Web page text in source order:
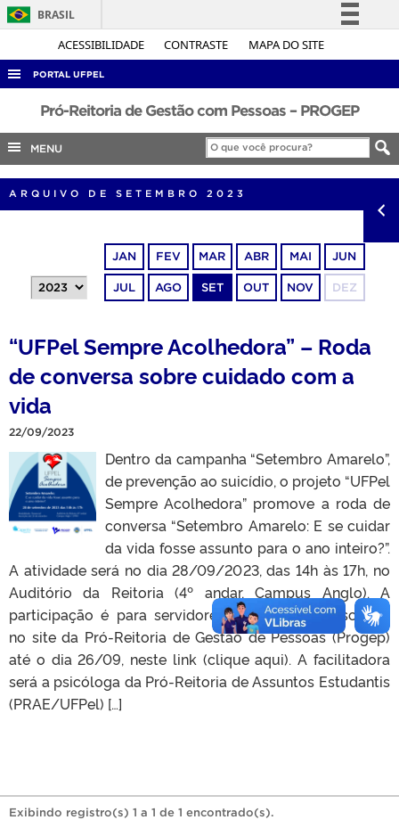
ACESSIBILIDADE CONTRASTE MAPA DO SITE
BRASIL
Simplifique!
Legislação
Canais
PORTAL UFPEL
ACESSO À INFORMAÇÃO
AUDITORIA
COBALTO
CONCURSOS
OUVIDORIA
TELEFONES
Pró-Reitoria de Gestão com Pessoas – PROGEP
MENU
ARQUIVO DE SETEMBRO 2023
JAN FEV MAR ABR MAI JUN
JUL AGO SET OUT NOV DEZ
“UFPel Sempre Acolhedora” – Roda
de conversa sobre cuidado com a
vida
22/09/2023
Dentro da campanha “Setembro Amarelo”,
de prevenção ao suicídio, o projeto “UFPel
Sempre Acolhedora” promove a roda de
conversa “Setembro Amarelo: E se cuidar
da vida fosse assunto para o ano inteiro?”.
A atividade será no dia 28/09/2023, das 14h às 17h, no
Auditório da Reitoria (4º andar, Campus Anglo). A
participação é para servidores(as), mediante inscrição
no site da Pró-Reitoria de Gestão de Pessoas (Progep)
até o dia 26/09, neste link (clique aqui). A facilitadora
será a psicóloga da Pró-Reitoria de Assuntos Estudantis
(PRAE/UFPel) […]
Exibindo registro(s) 1 a 1 de 1 encontrado(s).